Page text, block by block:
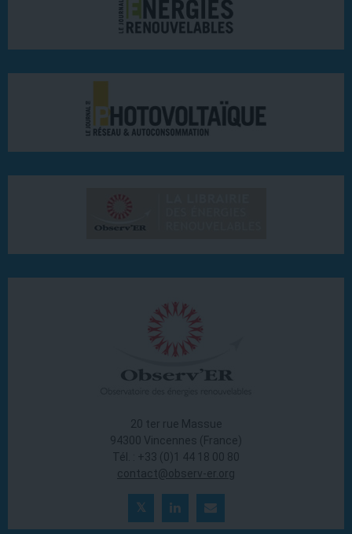
20 ter rue Massue
94300 Vincennes (France)
Tél. : +33 (0)1 44 18 00 80
contact@observ-er.org